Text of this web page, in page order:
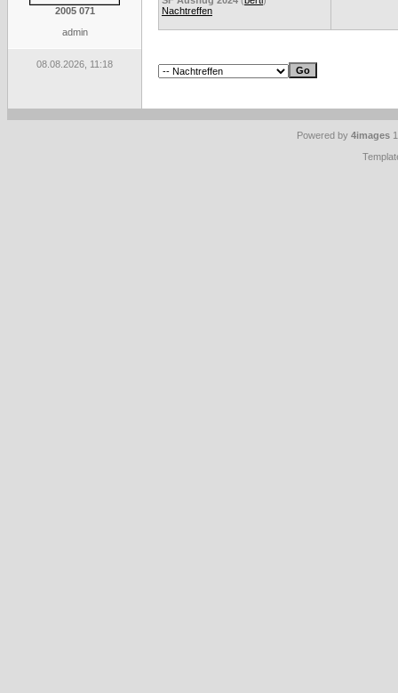
2005 071
admin
08.08.2026, 11:18
Nachtreffen
Powered by 4images